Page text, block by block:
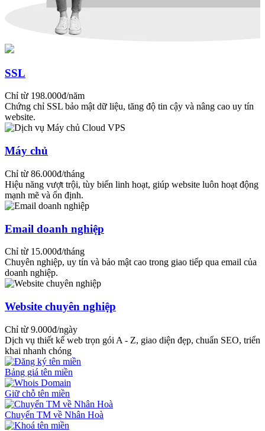
SSL
Chỉ từ 198.000đ/năm
Chứng chỉ SSL bảo mật dữ liệu, tăng độ tin cậy và nâng cao uy tín
website.
Máy chủ
Chỉ từ 86.000đ/tháng
Hiệu năng vượt trội, tùy biến linh hoạt, giúp website luôn hoạt động
mạnh mẽ và ổn định.
Email doanh nghiệp
Chỉ từ 15.000đ/tháng
Chuyên nghiệp, uy tín và bảo mật cao trong giao tiếp qua email của
doanh nghiệp.
Website chuyên nghiệp
Chỉ từ 9.000đ/ngày
Dịch vụ thiết kế web trọn gói A - Z, giao diện đẹp, chuẩn SEO, triển
khai nhanh chóng
Bảng giá tên miền
Giữ chỗ tên miền
Chuyển TM về Nhân Hoà